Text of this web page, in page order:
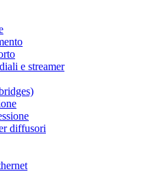
e streamer
diffusori